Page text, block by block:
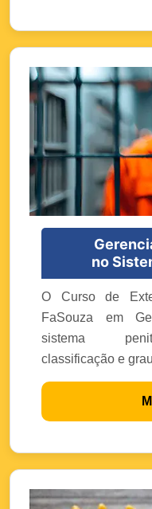
no
O Curso de
FaSouza em
sistema
classificação e